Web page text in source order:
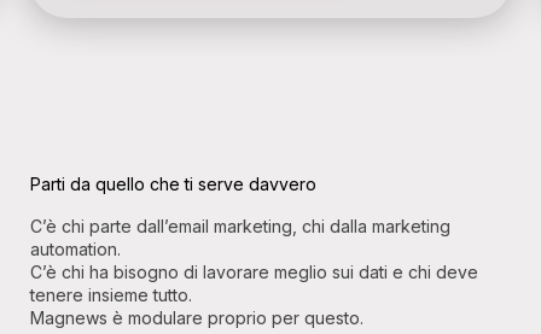
Parti da quello che ti serve davvero
C’è chi parte dall’email marketing, chi dalla marketing
automation.
C’è chi ha bisogno di lavorare meglio sui dati e chi deve
tenere insieme tutto.
Magnews è modulare proprio per questo.